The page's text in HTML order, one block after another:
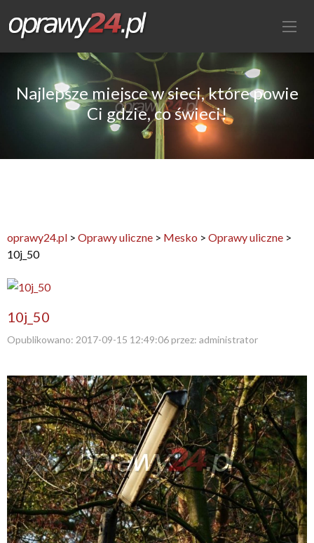
Najlepsze miejsce w sieci, które powie
Ci gdzie, co świeci!
oprawy24.pl > Oprawy uliczne > Mesko > Oprawy uliczne >
10j_50
10j_50
Opublikowano: 2017-09-15 12:49:06przez: administrator